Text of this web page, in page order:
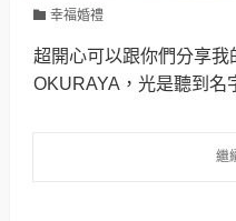
幸福婚禮
超開心可以跟你們分享我
OKURAYA，光是聽到名